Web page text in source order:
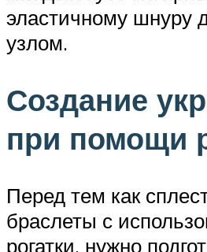
эластичному шнуру
узлом.
Создание
при помощи
Перед тем как
браслеты с
рогатки, нужно